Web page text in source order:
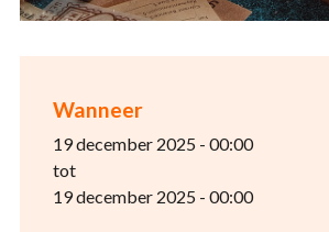
Wanneer
19 december 2025 - 00:00
tot
19 december 2025 - 00:00